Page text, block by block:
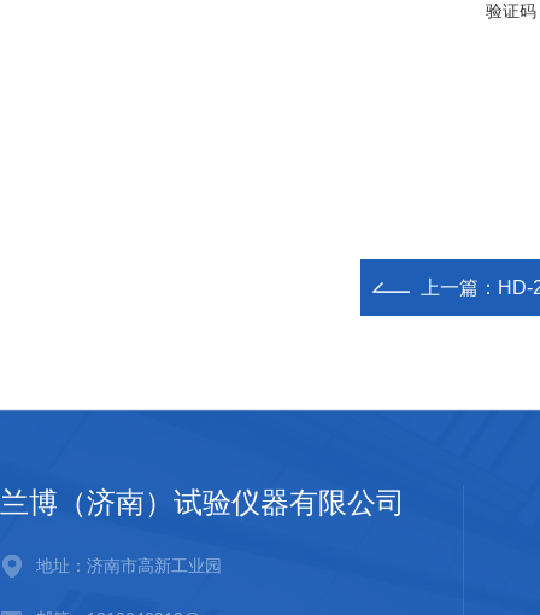
验证码
上一篇： HD-
兰博（济南）试验仪器有限公司
地址：济南市高新工业园